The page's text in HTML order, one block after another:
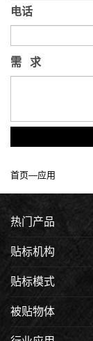
电话
需 求
首页—应用
热门产品
贴标机构
贴标模式
被贴物体